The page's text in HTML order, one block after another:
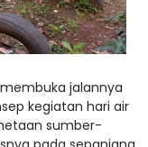
membuka jalannya
kegiatan hari air
sumber-